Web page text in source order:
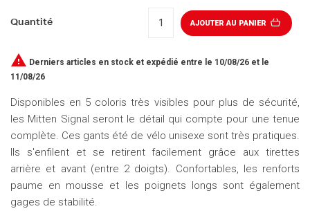
Quantité AJOUTER AU PANIER
 Derniers articles en stock et expédié entre le 10/08/26 et le
11/08/26
Disponibles en 5 coloris très visibles pour plus de sécurité,
les Mitten Signal seront le détail qui compte pour une tenue
complète. Ces gants été de vélo unisexe sont très pratiques.
Ils s'enfilent et se retirent facilement grâce aux tirettes
arrière et avant (entre 2 doigts). Confortables, les renforts
paume en mousse et les poignets longs sont également
gages de stabilité.